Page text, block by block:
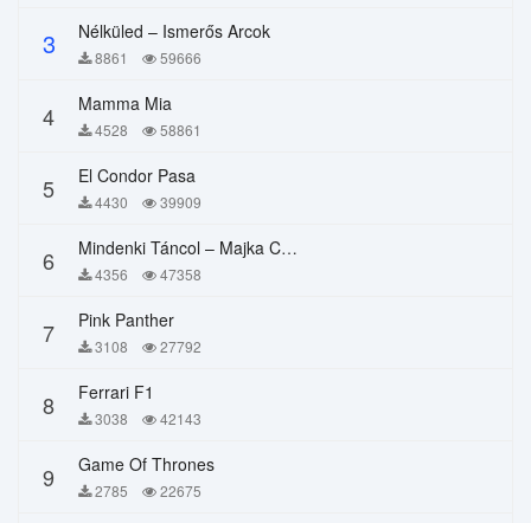
3 Nélküled – Ismerős Arcok
8861 59666
4 Mamma Mia
4528 58861
5 El Condor Pasa
4430 39909
6 Mindenki Táncol – Majka Curtis, Péter Majoros
4356 47358
7 Pink Panther
3108 27792
8 Ferrari F1
3038 42143
9 Game Of Thrones
2785 22675